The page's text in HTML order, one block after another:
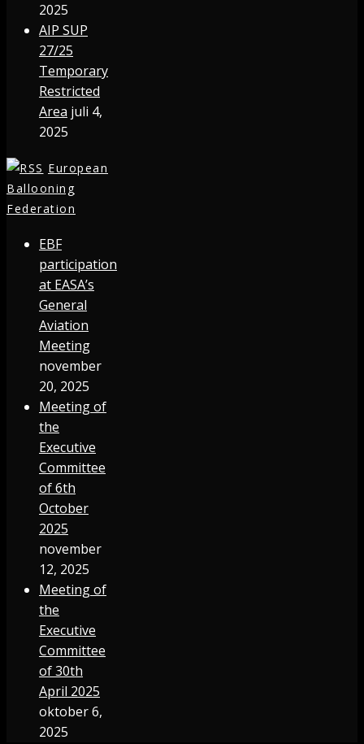
2025
AIP SUP
27/25
Temporary
Restricted
Area juli 4,
2025
European
Ballooning
Federation
EBF
participation
at EASA’s
General
Aviation
Meeting
november
20, 2025
Meeting of
the
Executive
Committee
of 6th
October
2025
november
12, 2025
Meeting of
the
Executive
Committee
of 30th
April 2025
oktober 6,
2025